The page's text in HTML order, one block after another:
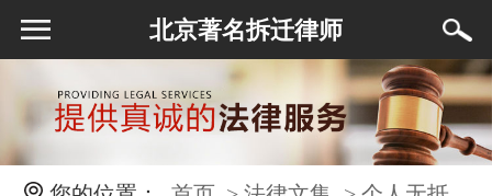
北京著名拆迁律师